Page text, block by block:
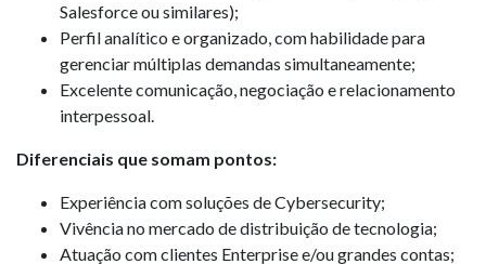
Salesforce ou similares);
Perfil analítico e organizado, com habilidade para
gerenciar múltiplas demandas simultaneamente;
Excelente comunicação, negociação e relacionamento
interpessoal.
Diferenciais que somam pontos:
Experiência com soluções de Cybersecurity;
Vivência no mercado de distribuição de tecnologia;
Atuação com clientes Enterprise e/ou grandes contas;